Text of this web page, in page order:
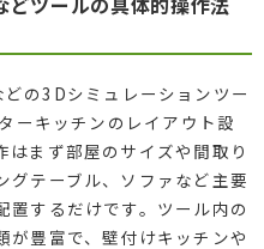
の3Dシミュレーションツー
ーキッチンのレイアウト設
まず部屋のサイズや間取り
グテーブル、ソファなど主要
置するだけです。ツール内の
が豊富で、壁付けキッチンや